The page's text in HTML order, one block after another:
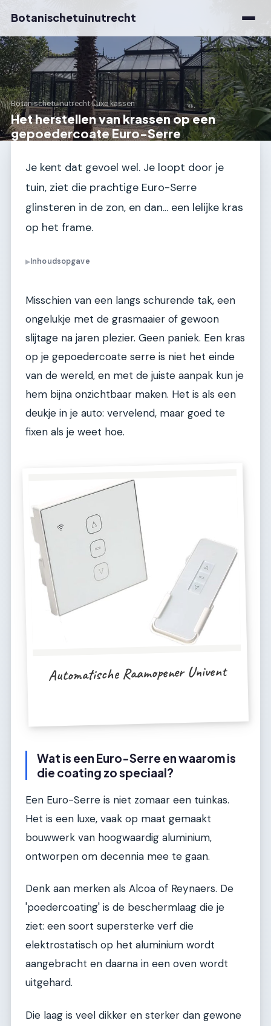
Botanischetuinutrecht
Botanischetuinutrecht›Luxe kassen
Het herstellen van krassen op een
gepoedercoate Euro-Serre
Je kent dat gevoel wel. Je loopt door je
tuin, ziet die prachtige Euro-Serre
glinsteren in de zon, en dan... een lelijke kras
op het frame.
▶Inhoudsopgave
Misschien van een langs schurende tak, een
ongelukje met de grasmaaier of gewoon
slijtage na jaren plezier. Geen paniek. Een kras
op je gepoedercoate serre is niet het einde
van de wereld, en met de juiste aanpak kun je
hem bijna onzichtbaar maken. Het is als een
deukje in je auto: vervelend, maar goed te
fixen als je weet hoe.
Automatische Raamopener Univent
Wat is een Euro-Serre en waarom is
die coating zo speciaal?
Een Euro-Serre is niet zomaar een tuinkas.
Het is een luxe, vaak op maat gemaakt
bouwwerk van hoogwaardig aluminium,
ontworpen om decennia mee te gaan.
Denk aan merken als Alcoa of Reynaers. De
'poedercoating' is de beschermlaag die je
ziet: een soort supersterke verf die
elektrostatisch op het aluminium wordt
aangebracht en daarna in een oven wordt
uitgehard.
Die laag is veel dikker en sterker dan gewone